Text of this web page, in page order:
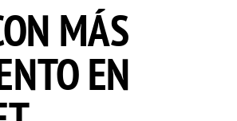
MÁS
EN